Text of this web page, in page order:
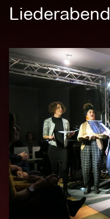
Liederabend